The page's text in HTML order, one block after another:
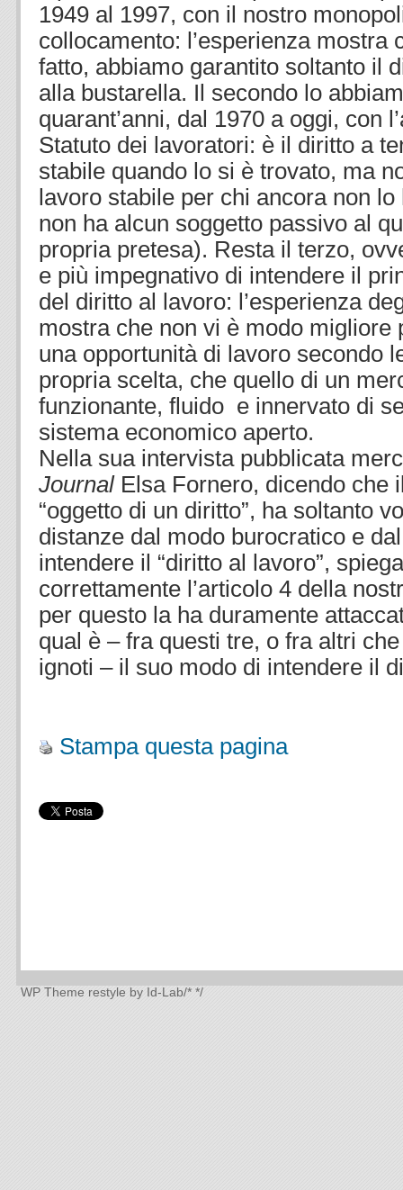
1949 al 1997, con il nostro
collocamento: l’esperienza mostra
fatto, abbiamo garantito soltanto il
alla bustarella. Il secondo lo
quarant’anni, dal 1970 a oggi, con
Statuto dei lavoratori: è il diritto a
stabile quando lo si è trovato, ma
lavoro stabile per chi ancora non
non ha alcun soggetto passivo al
propria pretesa). Resta il terzo,
e più impegnativo di intendere il
del diritto al lavoro: l’esperienza
mostra che non vi è modo migliore
una opportunità di lavoro secondo
propria scelta, che quello di un
funzionante, fluido e innervato di
sistema economico aperto.
Nella sua intervista pubblicata
JournalElsa Fornero, dicendo che
“oggetto di un diritto”, ha soltanto
distanze dal modo burocratico e
intendere il “diritto al lavoro”,
correttamente l’articolo 4 della
per questo la ha duramente
qual è – fra questi tre, o fra altri
ignoti – il suo modo di intendere il
Stampa questa pagina
WP Theme restyle by Id-Lab/* */